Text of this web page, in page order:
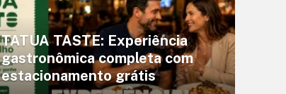
TATUA TASTE: Experiência
gastronômica completa com
estacionamento grátis